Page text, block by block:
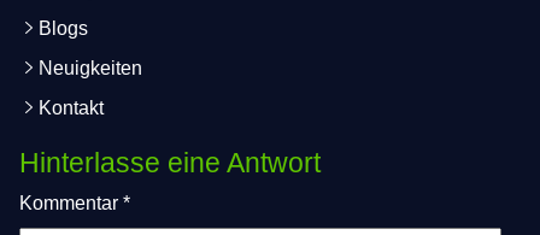
Blogs
Neuigkeiten
Kontakt
Hinterlasse eine Antwort
Kommentar *